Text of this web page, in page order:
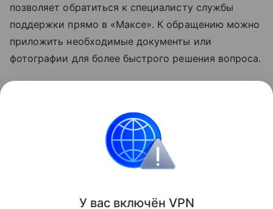
позволяет обратиться к специалисту службы
поддержки прямо в «Максе». К обращению можно
приложить необходимые документы или
фотографии для более быстрого решения вопроса.
Мессенджер MAX
Поделиться
У вас включён VPN